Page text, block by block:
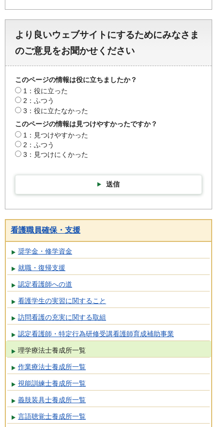
より良いウェブサイトにするためにみなさま
のご意見をお聞かせください
このページの情報は役に立ちましたか？
1：役に立った
2：ふつう
3：役に立たなかった
このページの情報は見つけやすかったですか？
1：見つけやすかった
2：ふつう
3：見つけにくかった
送信
看護職員確保・支援
奨学金・修学資金
就職・復帰支援
認定看護師への道
看護学生の実習に関すること
訪問看護の充実に関する取組
認定看護師・特定行為研修受講看護師育成補助事業
理学療法士養成所一覧
作業療法士養成所一覧
視能訓練士養成所一覧
義肢装具士養成所一覧
言語聴覚士養成所一覧